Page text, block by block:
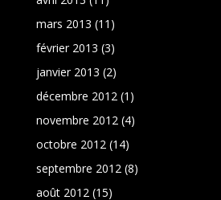
mars 2013 (11)
février 2013 (3)
janvier 2013 (2)
décembre 2012(1)
novembre 2012(4)
octobre 2012(14)
septembre 2012(8)
août 2012(15)